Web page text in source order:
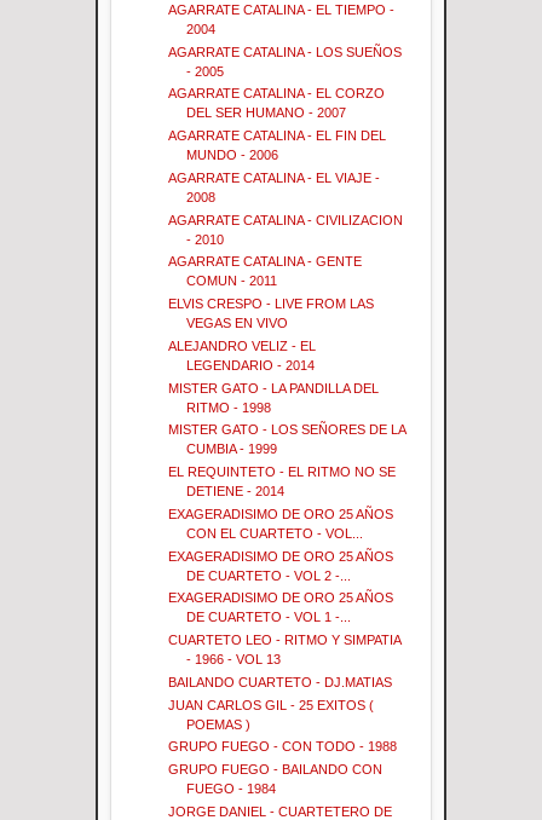
AGARRATE CATALINA - EL TIEMPO -
2004
AGARRATE CATALINA - LOS SUEÑOS
- 2005
AGARRATE CATALINA - EL CORZO
DEL SER HUMANO - 2007
AGARRATE CATALINA - EL FIN DEL
MUNDO - 2006
AGARRATE CATALINA - EL VIAJE -
2008
AGARRATE CATALINA - CIVILIZACION
- 2010
AGARRATE CATALINA - GENTE
COMUN - 2011
ELVIS CRESPO - LIVE FROM LAS
VEGAS EN VIVO
ALEJANDRO VELIZ - EL
LEGENDARIO - 2014
MISTER GATO - LA PANDILLA DEL
RITMO - 1998
MISTER GATO - LOS SEÑORES DE LA
CUMBIA - 1999
EL REQUINTETO - EL RITMO NO SE
DETIENE - 2014
EXAGERADISIMO DE ORO 25 AÑOS
CON EL CUARTETO - VOL...
EXAGERADISIMO DE ORO 25 AÑOS
DE CUARTETO - VOL 2 -...
EXAGERADISIMO DE ORO 25 AÑOS
DE CUARTETO - VOL 1 -...
CUARTETO LEO - RITMO Y SIMPATIA
- 1966 - VOL 13
BAILANDO CUARTETO - DJ.MATIAS
JUAN CARLOS GIL - 25 EXITOS (
POEMAS )
GRUPO FUEGO - CON TODO - 1988
GRUPO FUEGO - BAILANDO CON
FUEGO - 1984
JORGE DANIEL - CUARTETERO DE